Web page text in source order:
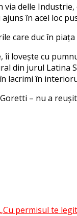
delle
în acel loc
care duc în
lovește cu
din jurul Latina
lacrimi în
– nu a
permisul te